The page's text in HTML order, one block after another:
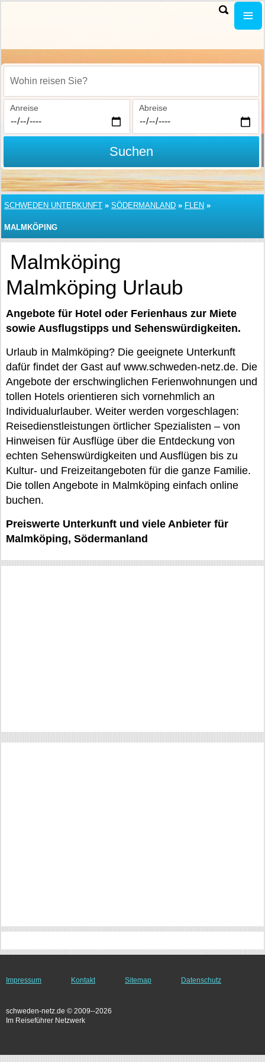
Wohin reisen Sie?
Anreise Abreise
Suchen
SCHWEDEN UNTERKUNFT » SÖDERMANLAND » FLEN »
MALMKÖPING
Malmköping
Malmköping Urlaub
Angebote für Hotel oder Ferienhaus zur Miete
sowie Ausflugstipps und Sehenswürdigkeiten.
Urlaub in Malmköping? Die geeignete Unterkunft
dafür findet der Gast auf www.schweden-netz.de. Die
Angebote der erschwinglichen Ferienwohnungen und
tollen Hotels orientieren sich vornehmlich an
Individualurlauber. Weiter werden vorgeschlagen:
Reisedienstleistungen örtlicher Spezialisten – von
Hinweisen für Ausflüge über die Entdeckung von
echten Sehenswürdigkeiten und Ausflügen bis zu
Kultur- und Freizeitangeboten für die ganze Familie.
Die tollen Angebote in Malmköping einfach online
buchen.
Preiswerte Unterkunft und viele Anbieter für
Malmköping, Södermanland
Impressum Kontakt Sitemap Datenschutz
schweden-netz.de © 2009--2026
Im Reiseführer Netzwerk